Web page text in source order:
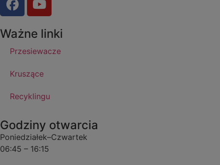
Ważne linki
Przesiewacze
Kruszące
Recyklingu
Godziny otwarcia
Poniedziałek–Czwartek
06:45 – 16:15